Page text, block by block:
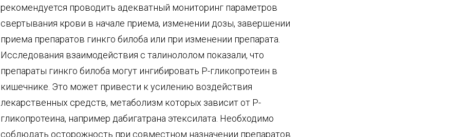
рекомендуется проводить адекватный мониторинг параметров
свертывания крови в начале приема, изменении дозы, завершении
приема препаратов гинкго билоба или при изменении препарата.
Исследования взаимодействия с талинололом показали, что
препараты гинкго билоба могут ингибировать Р-гликопротеин в
кишечнике. Это может привести к усилению воздействия
лекарственных средств, метаболизм которых зависит от Р-
гликопротеина, например дабигатрана этексилата. Необходимо
соблюдать осторожность при совместном назначении препаратов